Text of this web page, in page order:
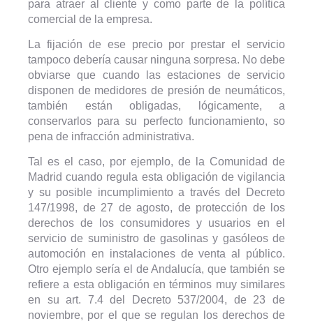
para atraer al cliente y como parte de la política
comercial de la empresa.
La fijación de ese precio por prestar el servicio
tampoco debería causar ninguna sorpresa. No debe
obviarse que cuando las estaciones de servicio
disponen de medidores de presión de neumáticos,
también están obligadas, lógicamente, a
conservarlos para su perfecto funcionamiento, so
pena de infracción administrativa.
Tal es el caso, por ejemplo, de la Comunidad de
Madrid cuando regula esta obligación de vigilancia
y su posible incumplimiento a través del Decreto
147/1998, de 27 de agosto, de protección de los
derechos de los consumidores y usuarios en el
servicio de suministro de gasolinas y gasóleos de
automoción en instalaciones de venta al público.
Otro ejemplo sería el de Andalucía, que también se
refiere a esta obligación en términos muy similares
en su art. 7.4 del Decreto 537/2004, de 23 de
noviembre, por el que se regulan los derechos de